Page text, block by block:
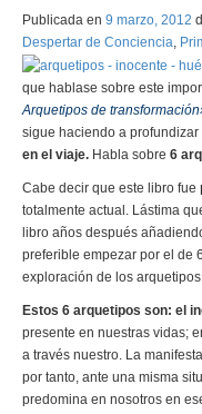
Publicada en 9 marzo, 2012
Despertar de Conciencia,
que hablase sobre este
Arquetipos de
sigue haciendo a
en el viaje. Habla sobre 6
Cabe decir que este libro fue
totalmente actual. Lástima
libro años después
preferible empezar por el de
exploración de los arquetipos
Estos 6 arquetipos son: el
presente en nuestras vidas;
a través nuestro. La
por tanto, ante una misma
predomina en nosotros en